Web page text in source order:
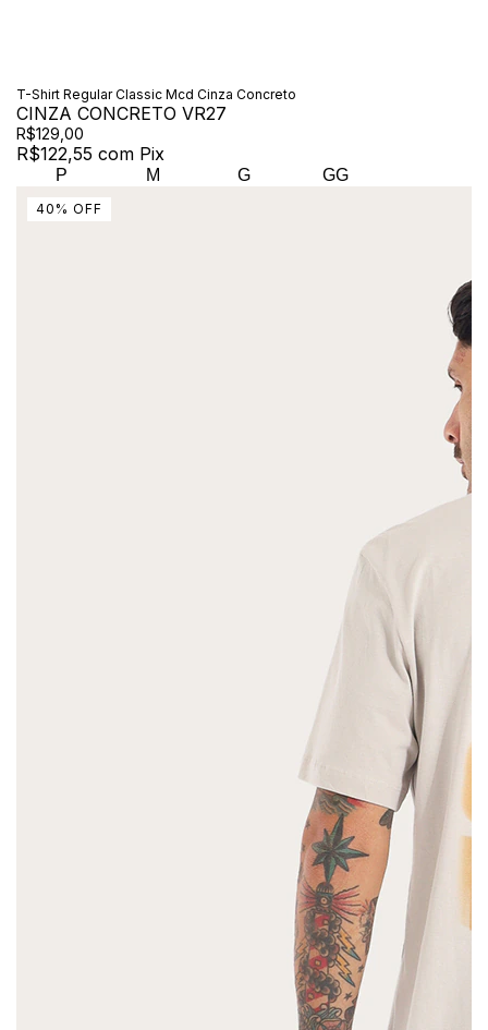
T-Shirt Regular Classic Mcd Cinza Concreto
CINZA CONCRETO VR27
R$129,00
R$122,55 com Pix
P M G GG
40 % OFF